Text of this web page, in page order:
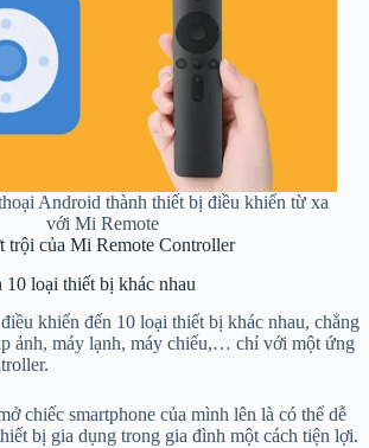
Android thành thiết bị điều khiển từ xa
với Mi Remote
trội của Mi Remote Controller
loại thiết bị khác nhau
khiển đến 10 loại thiết bị khác nhau, chẳng
ảnh, máy lạnh, máy chiếu,… chỉ với một ứng
chiếc smartphone của mình lên là có thể dễ
bị gia dụng trong gia đình một cách tiện lợi.